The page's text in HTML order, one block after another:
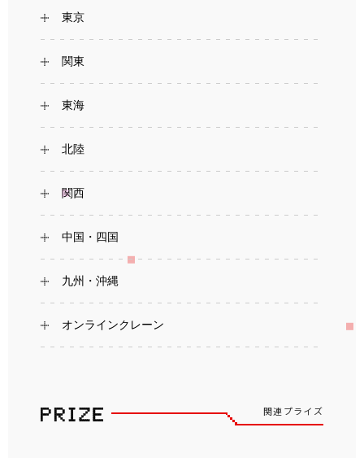
東京
関東
東海
北陸
関西
中国・四国
九州・沖縄
オンラインクレーン
関連プライズ